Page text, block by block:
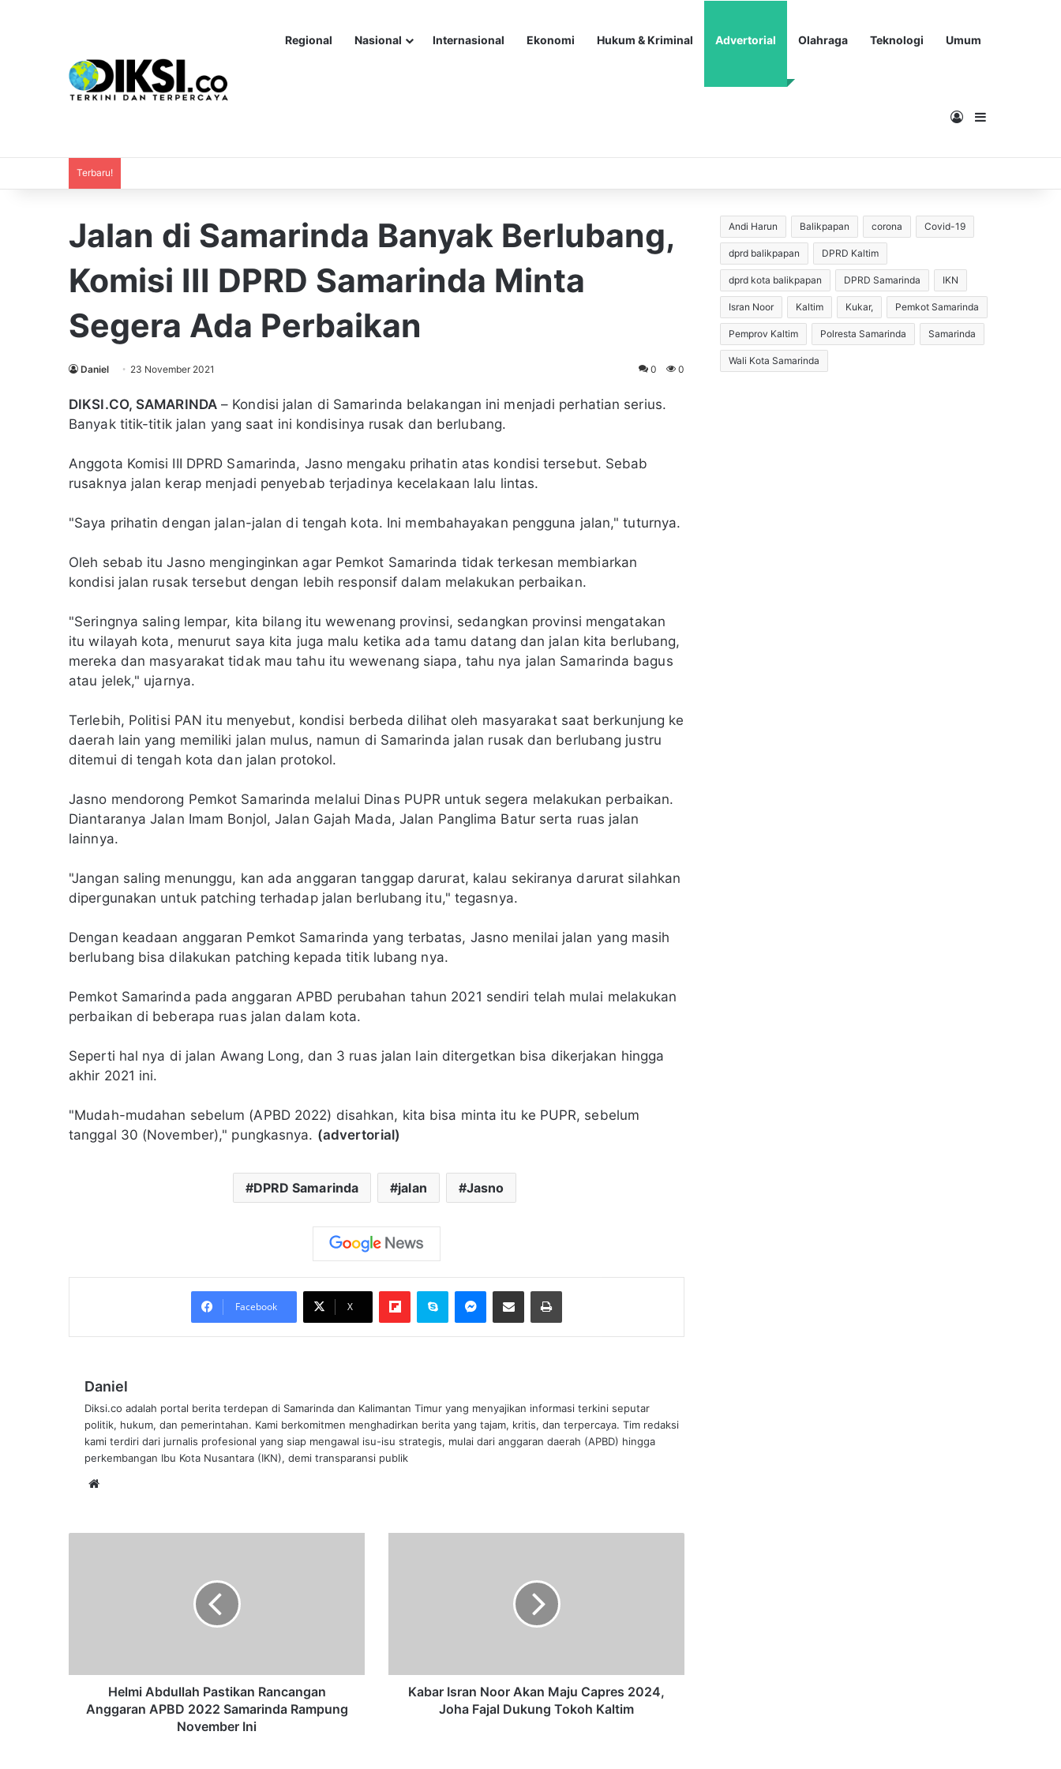
Regional Nasional Internasional Ekonomi Hukum & Kriminal Advertorial Olahraga Teknologi Umum
MasukSidebar
Terbaru!
Jalan di Samarinda Banyak Berlubang,
Komisi III DPRD Samarinda Minta
Segera Ada Perbaikan
Daniel 23 November 2021 0 0
DIKSI.CO, SAMARINDA– Kondisi jalan di Samarinda belakangan ini menjadi perhatian serius.
Banyak titik-titik jalan yang saat ini kondisinya rusak dan berlubang.
Anggota Komisi III DPRD Samarinda, Jasno mengaku prihatin atas kondisi tersebut. Sebab
rusaknya jalan kerap menjadi penyebab terjadinya kecelakaan lalu lintas.
"Saya prihatin dengan jalan-jalan di tengah kota. Ini membahayakan pengguna jalan," tuturnya.
Oleh sebab itu Jasno menginginkan agar Pemkot Samarinda tidak terkesan membiarkan
kondisi jalan rusak tersebut dengan lebih responsif dalam melakukan perbaikan.
"Seringnya saling lempar, kita bilang itu wewenang provinsi, sedangkan provinsi mengatakan
itu wilayah kota, menurut saya kita juga malu ketika ada tamu datang dan jalan kita berlubang,
mereka dan masyarakat tidak mau tahu itu wewenang siapa, tahu nya jalan Samarinda bagus
atau jelek," ujarnya.
Terlebih, Politisi PAN itu menyebut, kondisi berbeda dilihat oleh masyarakat saat berkunjung ke
daerah lain yang memiliki jalan mulus, namun di Samarinda jalan rusak dan berlubang justru
ditemui di tengah kota dan jalan protokol.
Jasno mendorong Pemkot Samarinda melalui Dinas PUPR untuk segera melakukan perbaikan.
Diantaranya Jalan Imam Bonjol, Jalan Gajah Mada, Jalan Panglima Batur serta ruas jalan
lainnya.
"Jangan saling menunggu, kan ada anggaran tanggap darurat, kalau sekiranya darurat silahkan
dipergunakan untuk patching terhadap jalan berlubang itu," tegasnya.
Dengan keadaan anggaran Pemkot Samarinda yang terbatas, Jasno menilai jalan yang masih
berlubang bisa dilakukan patching kepada titik lubang nya.
Pemkot Samarinda pada anggaran APBD perubahan tahun 2021 sendiri telah mulai melakukan
perbaikan di beberapa ruas jalan dalam kota.
Seperti hal nya di jalan Awang Long, dan 3 ruas jalan lain ditergetkan bisa dikerjakan hingga
akhir 2021 ini.
"Mudah-mudahan sebelum (APBD 2022) disahkan, kita bisa minta itu ke PUPR, sebelum
tanggal 30 (November)," pungkasnya. (advertorial)
DPRD Samarinda jalan Jasno
Facebook X
FlipboardSkype Messenger
Bagikan melalui Email Cetak
Daniel
Diksi.co adalah portal berita terdepan di Samarinda dan Kalimantan Timur yang menyajikan informasi terkini seputar
politik, hukum, dan pemerintahan. Kami berkomitmen menghadirkan berita yang tajam, kritis, dan terpercaya. Tim redaksi
kami terdiri dari jurnalis profesional yang siap mengawal isu-isu strategis, mulai dari anggaran daerah (APBD) hingga
perkembangan Ibu Kota Nusantara (IKN), demi transparansi publik
Rampung
NovemberHelmi Abdullah Pastikan Rancangan
Anggaran APBD 2022 Samarinda Rampung
November Ini
Fajal
DukungKabar Isran Noor Akan Maju Capres 2024,
Joha Fajal Dukung Tokoh Kaltim
Andi Harun Balikpapan corona Covid-19
dprd balikpapan DPRD Kaltim
dprd kota balikpapan DPRD Samarinda IKN
Isran Noor Kaltim Kukar, Pemkot Samarinda
Pemprov Kaltim Polresta Samarinda Samarinda
Wali Kota Samarinda